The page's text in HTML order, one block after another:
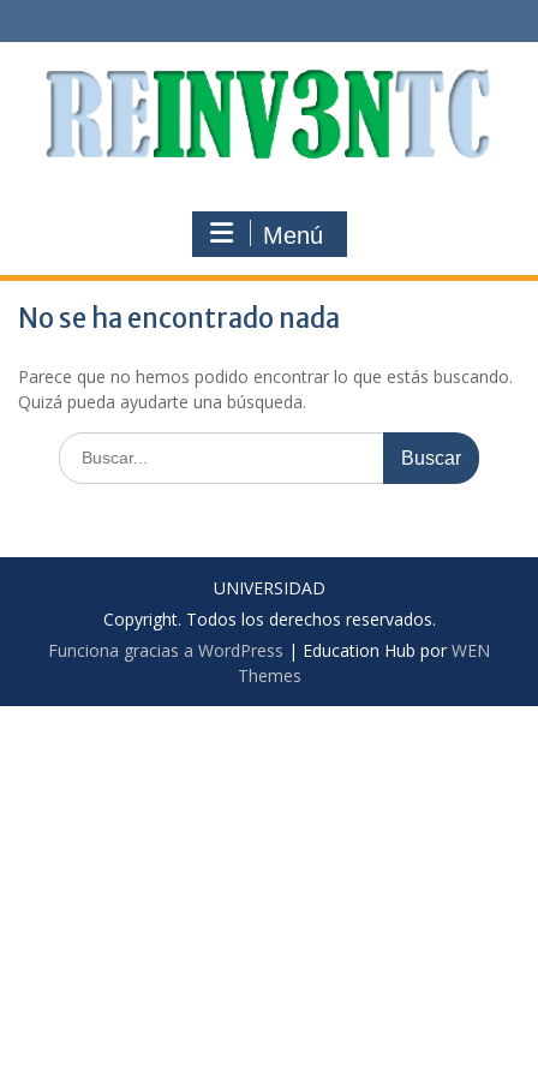
al
Menú
No se ha encontrado nada
Parece que no hemos podido encontrar lo que estás buscando.
Quizá pueda ayudarte una búsqueda.
Buscar:
UNIVERSIDAD
Copyright. Todos los derechos reservados.
Funciona gracias a WordPress | Education Hub por WEN
Themes